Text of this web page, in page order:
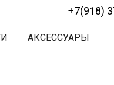
+7(918)
АКСЕССУАРЫ